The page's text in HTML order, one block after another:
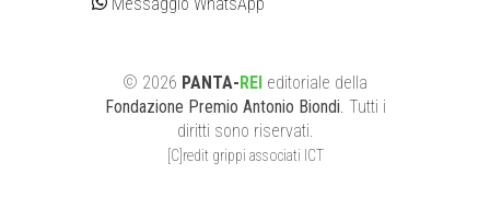
© 2026 PANTA-REI editoriale della
Fondazione Premio Antonio Biondi . Tutti i
diritti sono riservati.
[C]redit grippi associati ICT